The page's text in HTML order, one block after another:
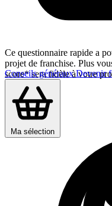
Conseils générauxDevenir
Ma sélection
Ce questionnaire rapide a
projet de franchise. Plus
score* sera fidèle à votre